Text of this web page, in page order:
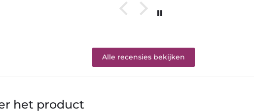
Alle recensies bekijken
het product